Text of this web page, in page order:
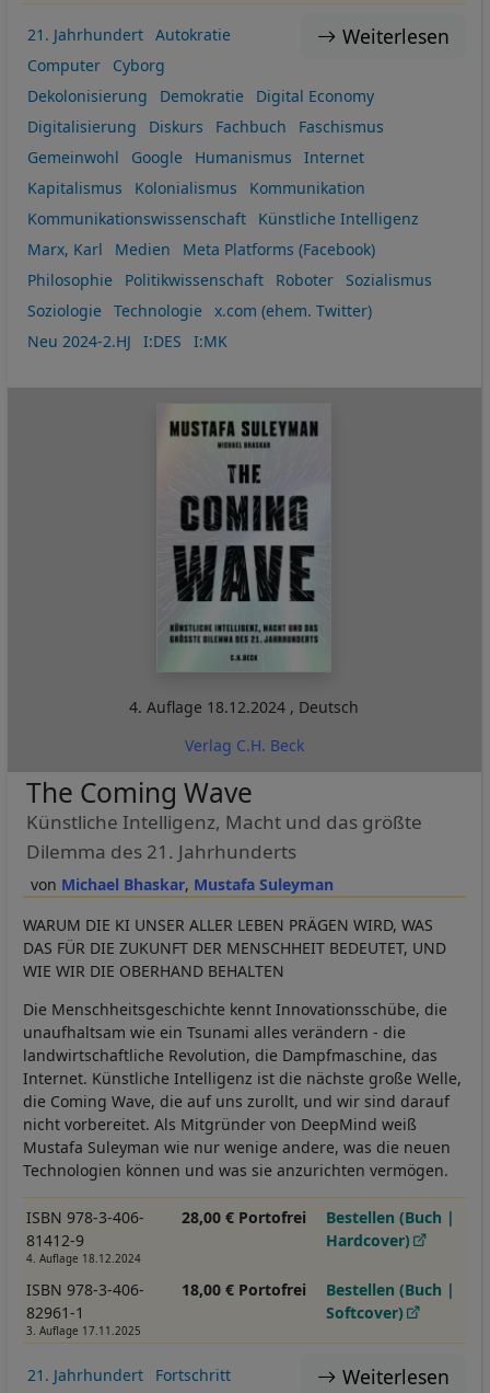
Weiterlesen
21. Jahrhundert
Autokratie
Computer
Cyborg
Dekolonisierung
Demokratie
Digital Economy
Digitalisierung
Diskurs Fachbuch
Faschismus
Gemeinwohl
Google Humanismus
Internet
Kapitalismus
Kolonialismus
Kommunikation
Kommunikationswissenschaft
Künstliche Intelligenz
Marx, Karl
Medien
Meta Platforms (Facebook)
Philosophie
Politikwissenschaft Roboter
Sozialismus
Soziologie
Technologie
x.com (ehem. Twitter)
Neu 2024-2.HJ
I:DES I:MK
4. Auflage 18.12.2024 , Deutsch
Verlag C.H. Beck
Michael Bhaskar Mustafa Suleyman
The Coming Wave
Künstliche Intelligenz, Macht und das größte
Dilemma des 21. Jahrhunderts
WARUM DIE KI UNSER ALLER LEBEN PRÄGEN WIRD, WAS
DAS FÜR DIE ZUKUNFT DER MENSCHHEIT BEDEUTET, UND
WIE WIR DIE OBERHAND BEHALTEN
Die Menschheitsgeschichte kennt Innovationsschübe, die
unaufhaltsam wie ein Tsunami alles verändern - die
landwirtschaftliche Revolution, die Dampfmaschine, das
Internet. Künstliche Intelligenz ist die nächste große Welle,
die Coming Wave, die auf uns zurollt, und wir sind darauf
nicht vorbereitet. Als Mitgründer von DeepMind weiß
Mustafa Suleyman wie nur wenige andere, was die neuen
Technologien können und was sie anzurichten vermögen.
ISBN 978-3-406-
81412-9
4. Auflage 18.12.2024
28,00 € Portofrei
Bestellen (Buch |
Hardcover)
ISBN 978-3-406-
82961-1
3. Auflage 17.11.2025
18,00 € Portofrei
Bestellen (Buch |
Softcover)
Weiterlesen
21. Jahrhundert
Fortschritt